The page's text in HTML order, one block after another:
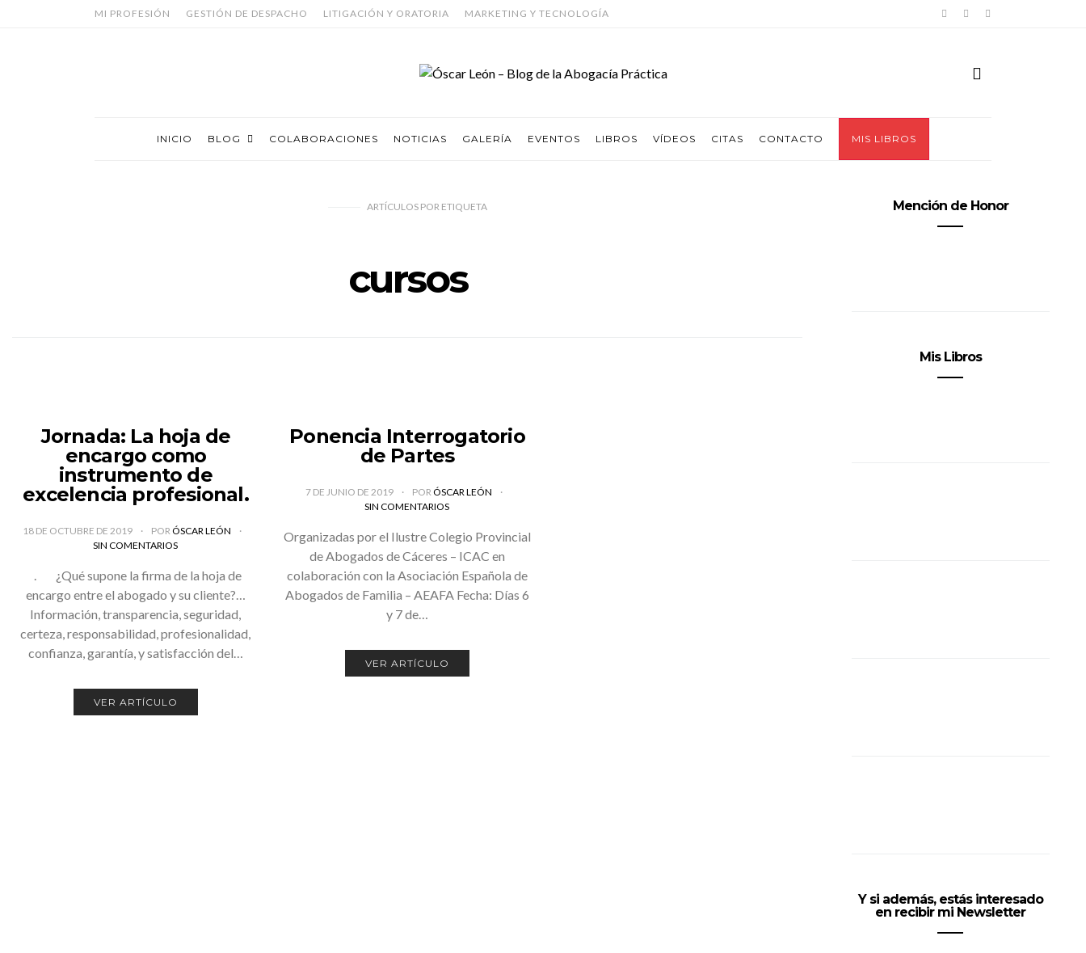
MI PROFESIÓN GESTIÓN DE DESPACHO LITIGACIÓN Y ORATORIA MARKETING Y TECNOLOGÍA
INICIO BLOG COLABORACIONES NOTICIAS GALERÍA EVENTOS LIBROS VÍDEOS CITAS CONTACTO MIS LIBROS
ARTÍCULOS PORETIQUETA
cursos
Jornada: La hoja de
encargo como
instrumento de
excelencia profesional.
18 DE OCTUBRE DE 2019 PORÓSCAR LEÓN
SIN COMENTARIOS
. ¿Qué supone la firma de la hoja de
encargo entre el abogado y su cliente?…
Información, transparencia, seguridad,
certeza, responsabilidad, profesionalidad,
confianza, garantía, y satisfacción del…
VER ARTÍCULO
Ponencia Interrogatorio
de Partes
7 DE JUNIO DE 2019 PORÓSCAR LEÓN
SIN COMENTARIOS
Organizadas por el Ilustre Colegio Provincial
de Abogados de Cáceres – ICAC en
colaboración con la Asociación Española de
Abogados de Familia – AEAFA Fecha: Días 6
y 7 de…
VER ARTÍCULO
Mención de Honor
Mis Libros
Y si además, estás interesado
en recibir mi Newsletter